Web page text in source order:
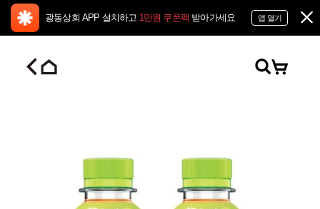
광동상회 APP 설치하고 1만원 쿠폰팩 받아가세요 앱 열기